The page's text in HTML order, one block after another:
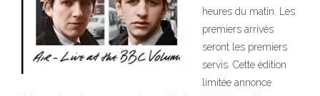
heures du matin. Les
premiers arrivés
seront les premiers
servis. Cette édition
limitée annonce